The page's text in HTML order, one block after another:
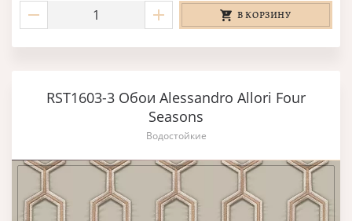
В КОРЗИНУ
RST1603-3 Обои Alessandro Allori Four
Seasons
Водостойкие